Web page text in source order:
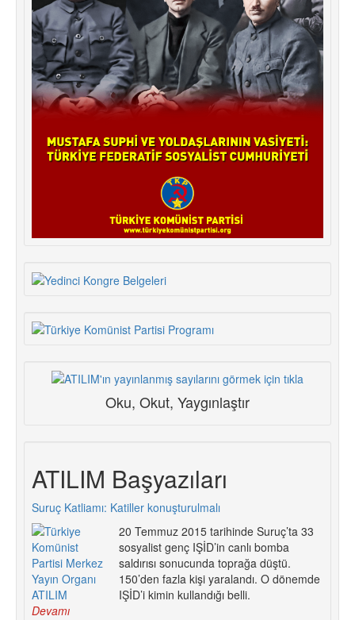
Oku, Okut, Yaygınlaştır
ATILIM Başyazıları
Suruç Katliamı: Katiller konuşturulmalı
20 Temmuz 2015 tarihinde Suruç’ta 33
sosyalist genç IŞİD’in canlı bomba
saldırısı sonucunda toprağa düştü.
150’den fazla kişi yaralandı. O dönemde
IŞİD’i kimin kullandığı belli.
Devamı